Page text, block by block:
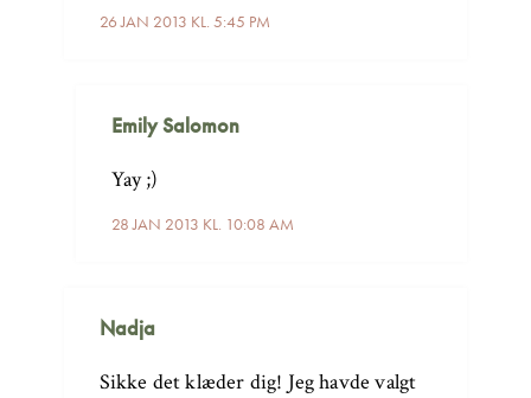
26 JAN 2013 KL. 5:45 PM
Emily Salomon
28 JAN 2013 KL. 10:08 AM
Yay ;)
Nadja
Sikke det klæder dig! Jeg havde valgt